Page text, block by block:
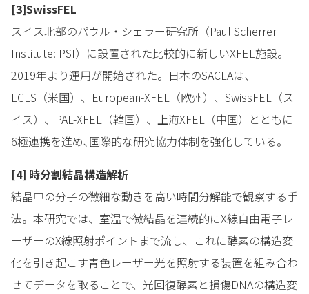
[3]SwissFEL
スイス北部のパウル・シェラー研究所（Paul Scherrer
Institute: PSI）に設置された比較的に新しいXFEL施設。
2019年より運用が開始された。日本のSACLAは、
LCLS（米国）、European-XFEL（欧州）、SwissFEL（ス
イス）、PAL-XFEL（韓国）、上海XFEL（中国）とともに
6極連携を進め､国際的な研究協力体制を強化している。
[4] 時分割結晶構造解析
結晶中の分子の微細な動きを高い時間分解能で観察する手
法。本研究では、室温で微結晶を連続的にX線自由電子レ
ーザーのX線照射ポイントまで流し、これに酵素の構造変
化を引き起こす青色レーザー光を照射する装置を組み合わ
せてデータを取ることで、光回復酵素と損傷DNAの構造変